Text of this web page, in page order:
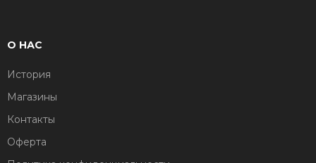
О НАС
История
Магазины
Контакты
Оферта